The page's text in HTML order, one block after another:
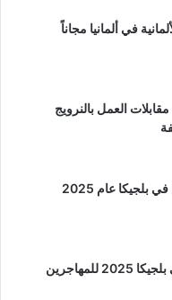
في ألمانيا مجاناً
العمل بالنرويج
عام 2025